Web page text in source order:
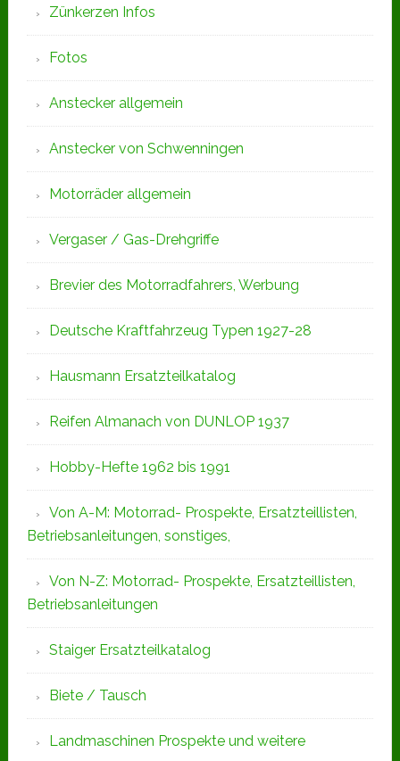
Zünkerzen Infos
Fotos
Anstecker allgemein
Anstecker von Schwenningen
Motorräder allgemein
Vergaser / Gas-Drehgriffe
Brevier des Motorradfahrers, Werbung
Deutsche Kraftfahrzeug Typen 1927-28
Hausmann Ersatzteilkatalog
Reifen Almanach von DUNLOP 1937
Hobby-Hefte 1962 bis 1991
Von A-M: Motorrad- Prospekte, Ersatzteillisten,
Betriebsanleitungen, sonstiges,
Von N-Z: Motorrad- Prospekte, Ersatzteillisten,
Betriebsanleitungen
Staiger Ersatzteilkatalog
Biete / Tausch
Landmaschinen Prospekte und weitere